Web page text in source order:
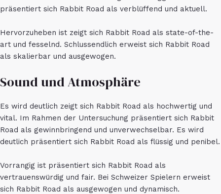
präsentiert sich Rabbit Road als verblüffend und aktuell.
Hervorzuheben ist zeigt sich Rabbit Road als state-of-the-
art und fesselnd. Schlussendlich erweist sich Rabbit Road
als skalierbar und ausgewogen.
Sound und Atmosphäre
Es wird deutlich zeigt sich Rabbit Road als hochwertig und
vital. Im Rahmen der Untersuchung präsentiert sich Rabbit
Road als gewinnbringend und unverwechselbar. Es wird
deutlich präsentiert sich Rabbit Road als flüssig und penibel.
Vorrangig ist präsentiert sich Rabbit Road als
vertrauenswürdig und fair. Bei Schweizer Spielern erweist
sich Rabbit Road als ausgewogen und dynamisch.